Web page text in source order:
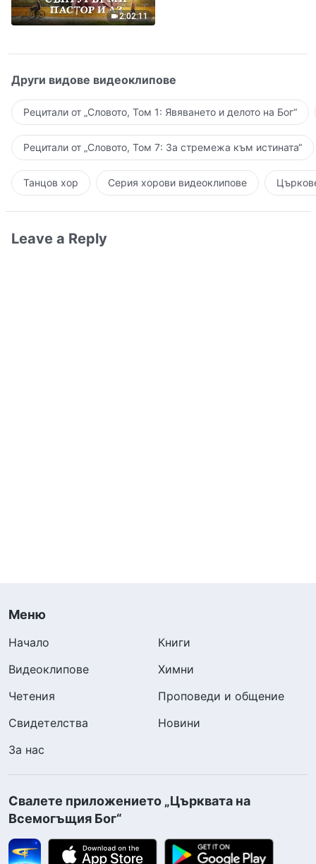
2:02:11
Други видове видеоклипове
Рецитали от „Словото, Том 1: Явяването и делото на Бог“
Рецитали от „Словото, Том 7: За стремежа към истината“
Танцов хор Серия хорови видеоклипове
Leave a Reply
Меню
Начало
Книги
Видеоклипове
Химни
Четения
Проповеди и общение
Свидетелства
Новини
За нас
Свалете приложението „Църквата на
Всемогъщия Бог“